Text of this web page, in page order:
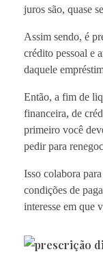
juros são, quase
Assim sendo, é
crédito pessoal e
daquele
Então, a fim de
financeira, de
primeiro você
pedir para
Isso colabora
condições de
interesse em que